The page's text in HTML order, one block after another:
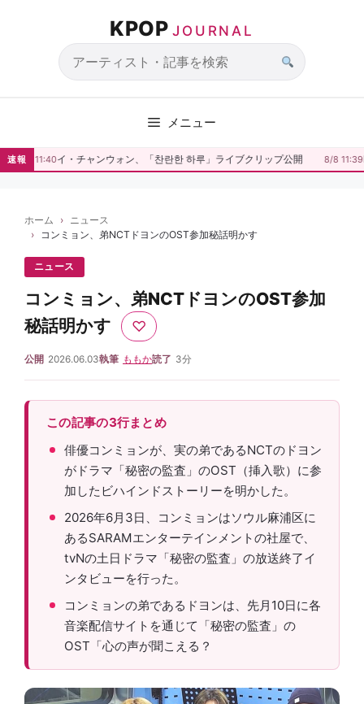
キ
ッ
KPOP JOURNAL
サ
検
索
メニュー
速報
8/8 11:40イ・チャンウォン、「찬란한 하루」ライブクリップ公開 8/8 11:39
ホーム
ニュース
コンミョン、弟NCTドヨンのOST参加秘話明かす
ニュース
コンミョン、弟NCTドヨンのOST参加
秘話明かす
♡
公開 2026.06.03執筆 ももか読了 3分
この記事の3行まとめ
俳優コンミョンが、実の弟であるNCTのドヨン
がドラマ「秘密の監査」のOST（挿入歌）に参
加したビハインドストーリーを明かした。
2026年6月3日、コンミョンはソウル麻浦区に
あるSARAMエンターテインメントの社屋で、
tvNの土日ドラマ「秘密の監査」の放送終了イ
ンタビューを行った。
コンミョンの弟であるドヨンは、先月10日に各
音楽配信サイトを通じて「秘密の監査」の
OST「心の声が聞こえる？